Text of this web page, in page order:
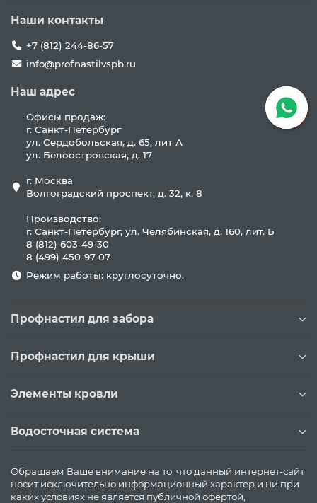
Наши контакты
+7 (812) 244-86-57
info@profnastilvspb.ru
Наш адрес
Офисы продаж:
г. Санкт-Петербург
ул. Сердобольская, д. 65, лит А
ул. Белоостровская, д. 17
г. Москва
Волгоградский проспект, д. 32, к. 8
Производство:
г. Санкт-Петербург, ул. Челябинская, д. 160, лит. Б
8 (812) 603-49-30
8 (499) 450-97-07
Режим работы: круглосуточно.
Профнастил для забора
Профнастил для крыши
Элементы кровли
Водосточная система
Обращаем Ваше внимание на то, что данный интернет-сайт
носит исключительно информационный характер и ни при
каких условиях не является публичной офертой,